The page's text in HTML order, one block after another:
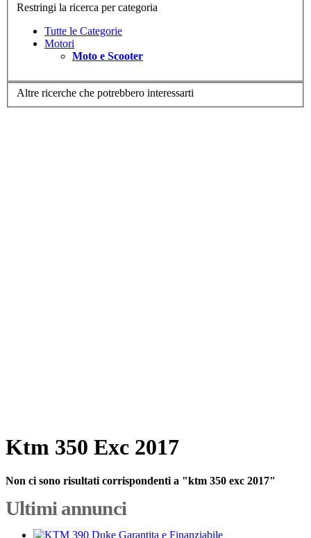
Restringi la ricerca per categoria
Tutte le Categorie
Motori
Moto e Scooter
Altre ricerche che potrebbero interessarti
Ktm 350 Exc 2017
Non ci sono risultati corrispondenti a "ktm 350 exc 2017"
Ultimi annunci